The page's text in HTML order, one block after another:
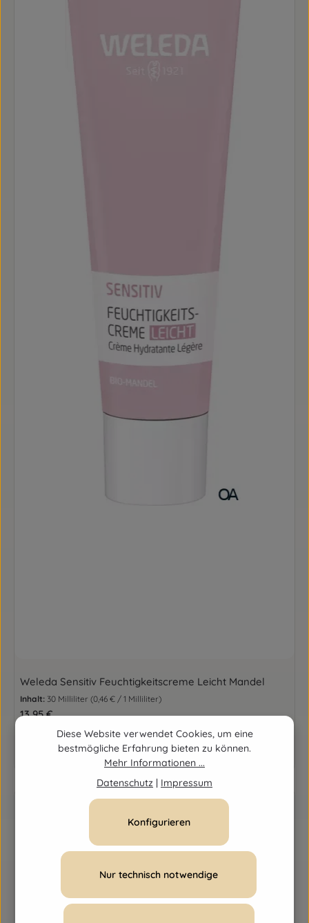
Weleda Sensitiv Feuchtigkeitscreme Leicht Mandel
Inhalt: 30 Milliliter (0,46 € / 1 Milliliter)
Regulärer Preis:
13,95 €
Details
Diese Website verwendet Cookies, um eine
bestmögliche Erfahrung bieten zu können.
Mehr Informationen ...
Datenschutz | Impressum
Nur technisch notwendige
Konfigurieren